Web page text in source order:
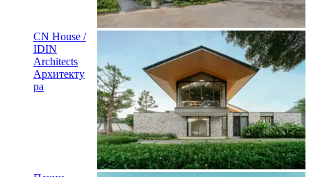
CN House /
IDIN
Architects
Архитекту
ра